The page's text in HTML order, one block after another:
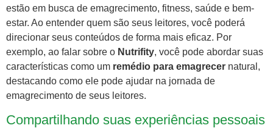
estão em busca de emagrecimento, fitness, saúde e bem-
estar. Ao entender quem são seus leitores, você poderá
direcionar seus conteúdos de forma mais eficaz. Por
exemplo, ao falar sobre o Nutrifity, você pode abordar suas
características como um remédio para emagrecer natural,
destacando como ele pode ajudar na jornada de
emagrecimento de seus leitores.
Compartilhando suas experiências pessoais